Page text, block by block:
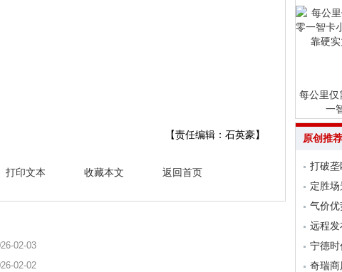
【责任编辑：石英豪】
打印文本 收藏本文 返回首页
02-03
02-02
每公里仅
一
原创推荐
打破
定胜
气价优
远程发
宁德
奇瑞商